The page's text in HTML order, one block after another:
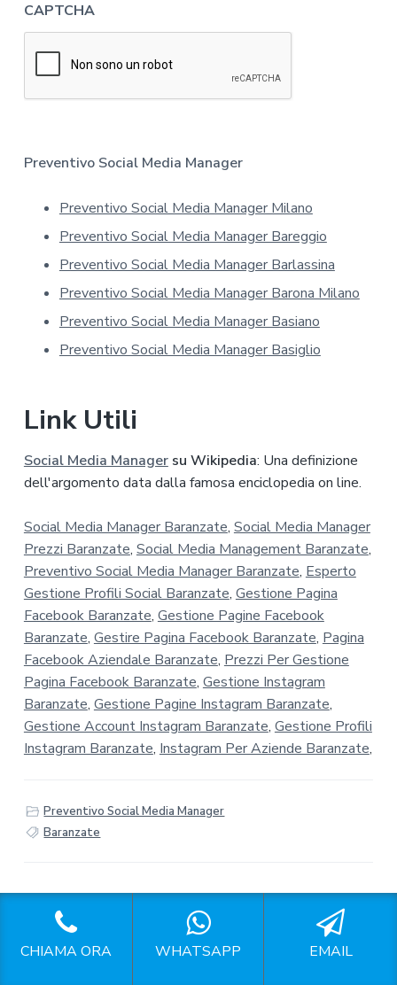
f
o
t
a
c
y
*
CAPTCHA
Preventivo Social Media Manager
Preventivo Social Media Manager Milano
Preventivo Social Media Manager Bareggio
Preventivo Social Media Manager Barlassina
Preventivo Social Media Manager Barona Milano
Preventivo Social Media Manager Basiano
Preventivo Social Media Manager Basiglio
Link Utili
Social Media Managersu Wikipedia: Una definizione
dell'argomento data dalla famosa enciclopedia on line.
Social Media Manager Baranzate, Social Media Manager
Prezzi Baranzate, Social Media Management Baranzate,
Preventivo Social Media Manager Baranzate, Esperto
Gestione Profili Social Baranzate, Gestione Pagina
Facebook Baranzate, Gestione Pagine Facebook
Baranzate, Gestire Pagina Facebook Baranzate, Pagina
Facebook Aziendale Baranzate, Prezzi Per Gestione
Pagina Facebook Baranzate, Gestione Instagram
Baranzate, Gestione Pagine Instagram Baranzate,
Gestione Account Instagram Baranzate, Gestione Profili
Instagram Baranzate, Instagram Per Aziende Baranzate,
Preventivo Social Media Manager
Baranzate
Seguici sui Social
CHIAMA ORA WHATSAPP EMAIL